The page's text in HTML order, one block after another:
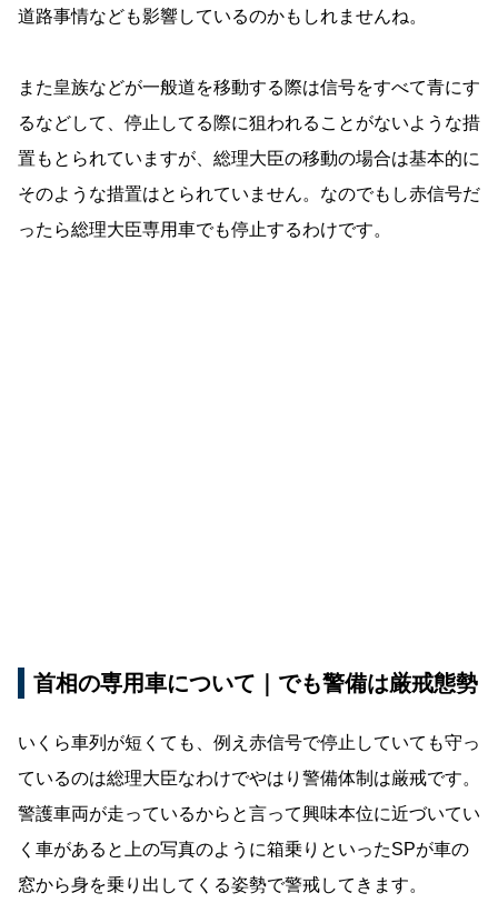
道路事情なども影響しているのかもしれませんね。
また皇族などが一般道を移動する際は信号をすべて青にす
るなどして、停止してる際に狙われることがないような措
置もとられていますが、総理大臣の移動の場合は基本的に
そのような措置はとられていません。なのでもし赤信号だ
ったら総理大臣専用車でも停止するわけです。
首相の専用車について｜でも警備は厳戒態勢
いくら車列が短くても、例え赤信号で停止していても守っ
ているのは総理大臣なわけでやはり警備体制は厳戒です。
警護車両が走っているからと言って興味本位に近づいてい
く車があると上の写真のように箱乗りといったSPが車の
窓から身を乗り出してくる姿勢で警戒してきます。